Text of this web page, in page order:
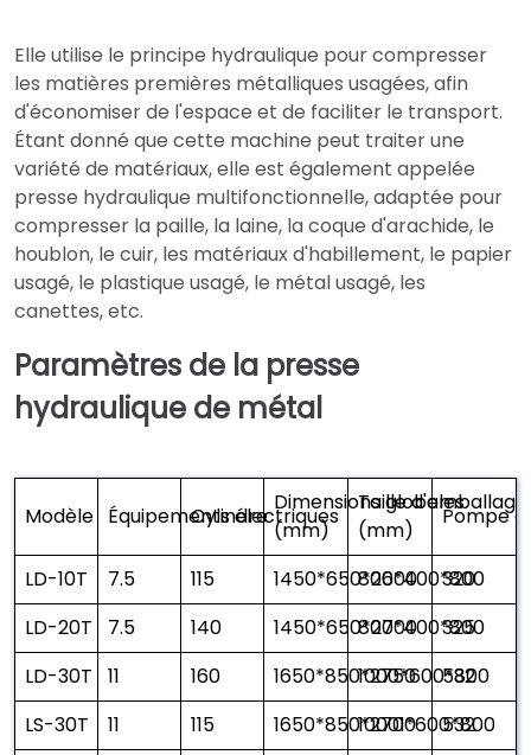
Elle utilise le principe hydraulique pour compresser
les matières premières métalliques usagées, afin
d'économiser de l'espace et de faciliter le transport.
Étant donné que cette machine peut traiter une
variété de matériaux, elle est également appelée
presse hydraulique multifonctionnelle, adaptée pour
compresser la paille, la laine, la coque d'arachide, le
houblon, le cuir, les matériaux d'habillement, le papier
usagé, le plastique usagé, le métal usagé, les
canettes, etc.
Paramètres de la presse
hydraulique de métal
Modèle Équipements électriques
Cylindre
Dimensions globales
(mm)
Taille d'emballage
(mm)
Pompe à
LD-10T 7.5 115 1450*650*2600800*400*800
320
LD-20T
7.5 140 1450*650*2700800*400*800
325
LD-30T
11 160 1650*850*27501000*600*800
532
LS-30T
11 115 1650*850*270010001*600*800
532